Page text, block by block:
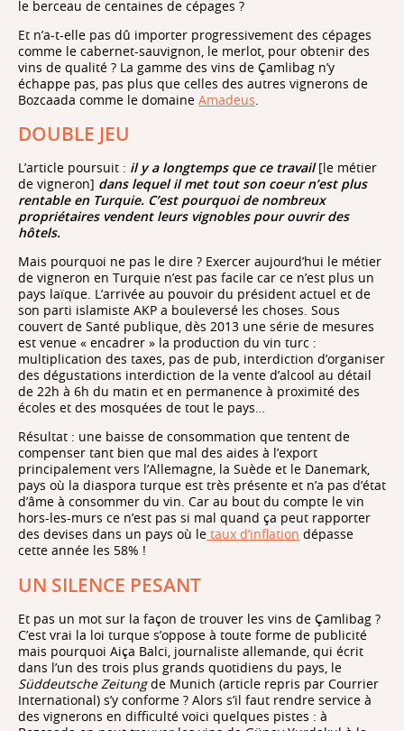
le berceau de centaines de cépages ?
Et n’a-t-elle pas dû importer progressivement des cépages
comme le cabernet-sauvignon, le merlot, pour obtenir des
vins de qualité ? La gamme des vins de Çamlibag n’y
échappe pas, pas plus que celles des autres vignerons de
Bozcaada comme le domaine Amadeus
DOUBLE JEU
L’article poursuit : il y a longtemps que ce travail[le métier
de vigneron] dans lequel il met tout son coeur n’est plus
rentable en Turquie. C’est pourquoi de nombreux
propriétaires vendent leurs vignobles pour ouvrir des
hôtels.
Mais pourquoi ne pas le dire ? Exercer aujourd’hui le métier
de vigneron en Turquie n’est pas facile car ce n’est plus un
pays laïque. L’arrivée au pouvoir du président actuel et de
son parti islamiste AKP a bouleversé les choses. Sous
couvert de Santé publique, dès 2013 une série de mesures
est venue « encadrer » la production du vin turc :
multiplication des taxes, pas de pub, interdiction d’organiser
des dégustations interdiction de la vente d’alcool au détail
de 22h à 6h du matin et en permanence à proximité des
écoles et des mosquées de tout le pays…
Résultat : une baisse de consommation que tentent de
compenser tant bien que mal des aides à l’export
principalement vers l’Allemagne, la Suède et le Danemark,
pays où la diaspora turque est très présente et n’a pas d’état
d’âme à consommer du vin. Car au bout du compte le vin
hors-les-murs ce n’est pas si mal quand ça peut rapporter
des devises dans un pays où le taux d’inflation dépasse
cette année les 58% !
UN SILENCE PESANT
Et pas un mot sur la façon de trouver les vins de Çamlibag ?
C’est vrai la loi turque s’oppose à toute forme de publicité
mais pourquoi Aiça Balci, journaliste allemande, qui écrit
dans l’un des trois plus grands quotidiens du pays, le
Süddeutsche Zeitungde Munich (article repris par Courrier
International) s’y conforme ? Alors s’il faut rendre service à
des vignerons en difficulté voici quelques pistes : à